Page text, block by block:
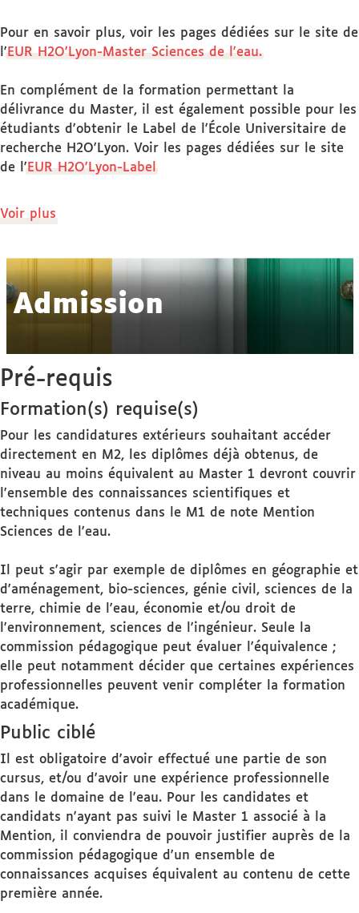
Pour en savoir plus, voir les pages dédiées sur le site de
l' EUR H2O'Lyon-Master Sciences de l'eau.
En complément de la formation permettant la
délivrance du Master, il est également possible pour les
étudiants d'obtenir le Label de l'École Universitaire de
recherche H2O'Lyon. Voir les pages dédiées sur le site
de l' EUR H2O'Lyon-Label
Voir plus
Admission
Pré-requis
Formation(s) requise(s)
Pour les candidatures extérieurs souhaitant accéder
directement en M2, les diplômes déjà obtenus, de
niveau au moins équivalent au Master 1 devront couvrir
l'ensemble des connaissances scientifiques et
techniques contenus dans le M1 de note Mention
Sciences de l'eau.
Il peut s'agir par exemple de diplômes en géographie et
d'aménagement, bio-sciences, génie civil, sciences de la
terre, chimie de l'eau, économie et/ou droit de
l'environnement, sciences de l'ingénieur. Seule la
commission pédagogique peut évaluer l'équivalence ;
elle peut notamment décider que certaines expériences
professionnelles peuvent venir compléter la formation
académique.
Public ciblé
Il est obligatoire d'avoir effectué une partie de son
cursus, et/ou d'avoir une expérience professionnelle
dans le domaine de l'eau. Pour les candidates et
candidats n'ayant pas suivi le Master 1 associé à la
Mention, il conviendra de pouvoir justifier auprès de la
commission pédagogique d'un ensemble de
connaissances acquises équivalent au contenu de cette
première année.